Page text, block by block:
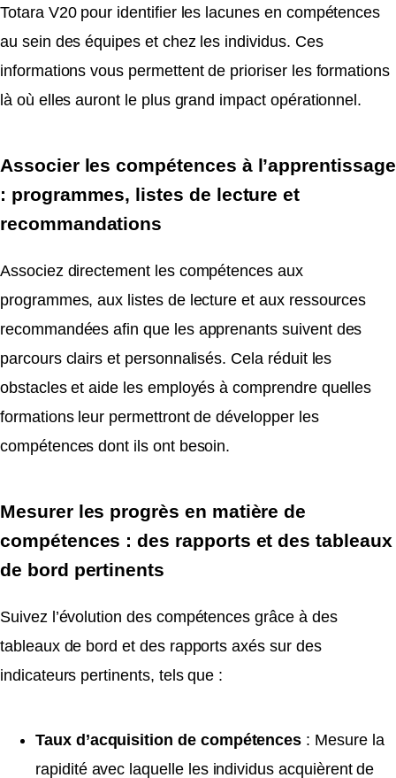
Totara V20 pour identifier les lacunes en compétences
au sein des équipes et chez les individus. Ces
informations vous permettent de prioriser les formations
là où elles auront le plus grand impact opérationnel.
Associer les compétences à l’apprentissage
: programmes, listes de lecture et
recommandations
Associez directement les compétences aux
programmes, aux listes de lecture et aux ressources
recommandées afin que les apprenants suivent des
parcours clairs et personnalisés. Cela réduit les
obstacles et aide les employés à comprendre quelles
formations leur permettront de développer les
compétences dont ils ont besoin.
Mesurer les progrès en matière de
compétences : des rapports et des tableaux
de bord pertinents
Suivez l’évolution des compétences grâce à des
tableaux de bord et des rapports axés sur des
indicateurs pertinents, tels que :
Taux d’acquisition de compétences : Mesure la
rapidité avec laquelle les individus acquièrent de